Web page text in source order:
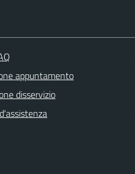
appuntamento
disservizio